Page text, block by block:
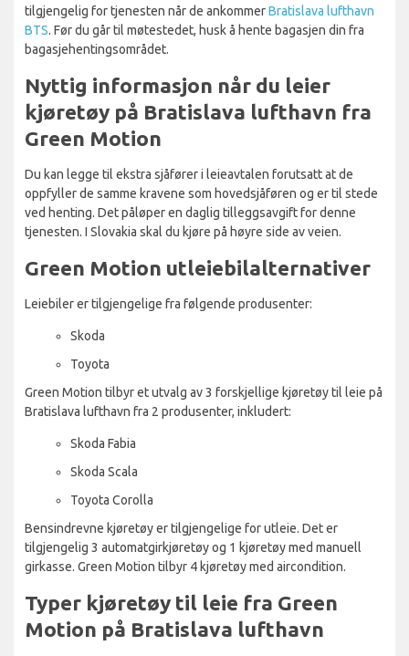
tilgjengelig for tjenesten når de ankommerBratislava lufthavn
BTS. Før du går til møtestedet, husk å hente bagasjen din fra
bagasjehentingsområdet.
Nyttig informasjon når du leier
kjøretøy på Bratislava lufthavn fra
Green Motion
Du kan legge til ekstra sjåfører i leieavtalen forutsatt at de
oppfyller de samme kravene som hovedsjåføren og er til stede
ved henting. Det påløper en daglig tilleggsavgift for denne
tjenesten. I Slovakia skal du kjøre på høyre side av veien.
Green Motion utleiebilalternativer
Leiebiler er tilgjengelige fra følgende produsenter:
Skoda
Toyota
Green Motion tilbyr et utvalg av 3 forskjellige kjøretøy til leie på
Bratislava lufthavn fra 2 produsenter, inkludert:
Skoda Fabia
Skoda Scala
Toyota Corolla
Bensindrevne kjøretøy er tilgjengelige for utleie. Det er
tilgjengelig 3 automatgirkjøretøy og 1 kjøretøy med manuell
girkasse. Green Motion tilbyr 4 kjøretøy med aircondition.
Typer kjøretøy til leie fra Green
Motion på Bratislava lufthavn